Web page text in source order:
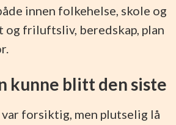
innen folkehelse, skole og
og friluftsliv, beredskap, plan
kunne blitt den siste
forsiktig, men plutselig lå